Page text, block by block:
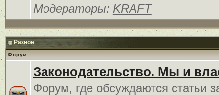
Модераторы: KRAFT
Разное
Форум
Законодательство. Мы и
Форум, где обсуждаются статьи